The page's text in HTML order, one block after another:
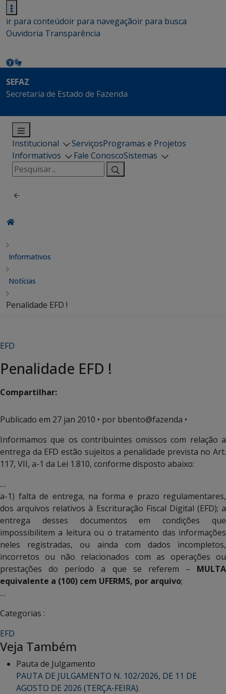
ir para conteúdoir para navegaçãoir para busca
Ouvidoria Transparência
SEFAZ
Secretaria de Estado de Fazenda
Institucional ServiçosProgramas e Projetos
Informativos
Fale ConoscoSistemas
Pesquisar
por:
Informativos
Notícias
Penalidade EFD !
EFD
Penalidade EFD !
Compartilhar:
Publicado em 27 jan 2010 • por bbento@fazenda •
Informamos que os contribuintes omissos com relação a
entrega da EFD estão sujeitos a penalidade prevista no Art.
117, VII, a-1 da Lei 1.810, conforme disposto abaixo:
…
a-1) falta de entrega, na forma e prazo regulamentares,
dos arquivos relativos à Escrituração Fiscal Digital (EFD); a
entrega desses documentos em condições que
impossibilitem a leitura ou o tratamento das informações
neles registradas, ou ainda com dados incompletos,
incorretos ou não relacionados com as operações ou
prestações do período a que se referem – MULTA
equivalente a (100) cem UFERMS, por arquivo;
…
Categorias :
EFD
Veja Também
Pauta de Julgamento
PAUTA DE JULGAMENTO N. 102/2026, DE 11 DE
AGOSTO DE 2026 (TERÇA-FEIRA).